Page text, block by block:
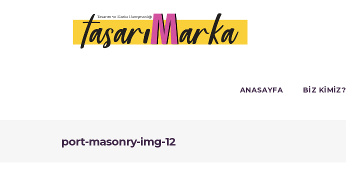
ANASAYFA BIZ KIMIZ?
port-masonry-img-12